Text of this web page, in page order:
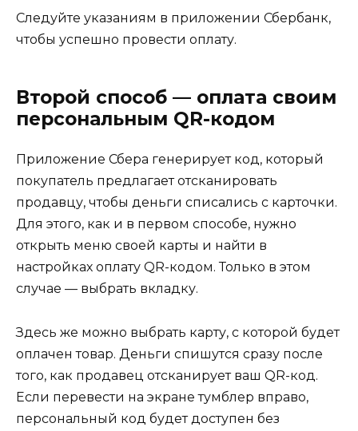
Следуйте указаниям в приложении Сбербанк,
чтобы успешно провести оплату.
Второй способ — оплата своим
персональным QR-кодом
Приложение Сбера генерирует код, который
покупатель предлагает отсканировать
продавцу, чтобы деньги списались с карточки.
Для этого, как и в первом способе, нужно
открыть меню своей карты и найти в
настройках оплату QR-кодом. Только в этом
случае — выбрать вкладку.
Здесь же можно выбрать карту, с которой будет
оплачен товар. Деньги спишутся сразу после
того, как продавец отсканирует ваш QR-код.
Если перевести на экране тумблер вправо,
персональный код будет доступен без